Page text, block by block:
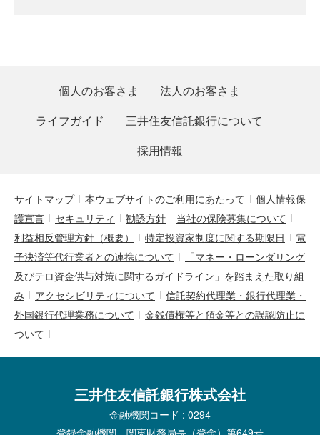
個人のお客さま
法人のお客さま
ライフガイド
三井住友信託銀行について
採用情報
サイトマップ 本ウェブサイトのご利用にあたって
個人情報保
護宣言
セキュリティ 勧誘方針
当社の保険募集について
利益相反管理方針（概要）
特定投資家制度に関する期限日
電
子決済等代行業者との連携について
「マネー・ローンダリング
及びテロ資金供与対策に関するガイドライン」を踏まえた取り組
み
アクセシビリティについて
信託契約代理業・銀行代理業・
外国銀行代理業務について
金銭債権等と預金等との誤認防止に
ついて
三井住友信託銀行株式会社
金融機関コード : 0294
登録金融機関 関東財務局長（登金）第649号